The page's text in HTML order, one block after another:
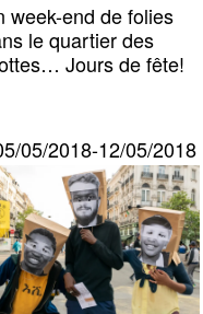
week-end de folies
le quartier des
Jours de fête!
FR
05/2018-12/05/